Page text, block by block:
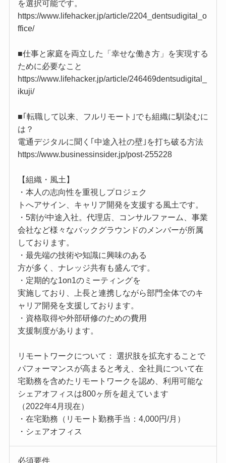
を選択可能です。
https://www.lifehacker.jp/article/2204_dentsudigital_o
ffice/
■仕事と家庭を両立した「幸せな働き方」を実現する
ために必要なこと
https://www.lifehacker.jp/article/246469dentsudigital_
ikuji/
■｢転職して以来、フルリモート｣でも組織に馴染むに
は？
電通デジタルに聞く｢中途入社の壁｣を打ち破る方法
https://www.businessinsider.jp/post-255228
【組織・風土】
・本人の志向性を重視しプロジェク
トへアサイン、キャリア開発を支援する風土です。
・5割が中途入社。代理店、コンサルファーム、事業
会社など様々なバックグラウンドのメンバーが所属
しております。
・最先端の技術や知識に興味のある
方が多く、ナレッジ共有も盛んです。
・定期的な1on1のミーティングを
実施しており、上長と連携しながら部門全体でのキ
ャリア開発を支援しております。
・資格取得や外部研修のための費用
支援制度があります。
リモートワークについて： 選択肢を拡充することで
パフォーマンスが高まると考え、全社員について在
宅勤務を含めたリモートワークを認め、利用可能な
シェアオフィスは800ヶ所を超えています
（2022年4月現在）
・在宅勤務（リモート勤務手当：4,000円/月）
・シェアオフィス
必須要件